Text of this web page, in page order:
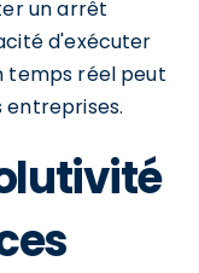
un arrêt
d'exécuter
temps réel peut
entreprises.